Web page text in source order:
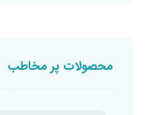
محصولات پر مخاطب